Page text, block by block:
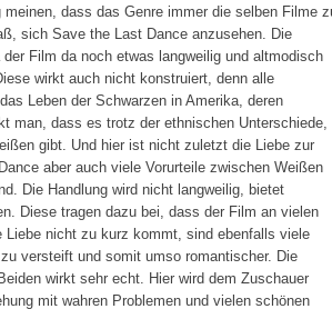
dass das Genre immer die selben Filme
sich Save the Last Dance anzusehen. Die
Film da noch etwas langweilig und altmodisch
wirkt auch nicht konstruiert, denn alle
Leben der Schwarzen in Amerika, deren
man, dass es trotz der ethnischen Unterschiede,
gibt. Und hier ist nicht zuletzt die Liebe zur
aber auch viele Vorurteile zwischen Weißen
Die Handlung wird nicht langweilig, bietet
Diese tragen dazu bei, dass der Film an vielen
nicht zu kurz kommt, sind ebenfalls viele
versteift und somit umso romantischer. Die
wirkt sehr echt. Hier wird dem Zuschauer
mit wahren Problemen und vielen schönen